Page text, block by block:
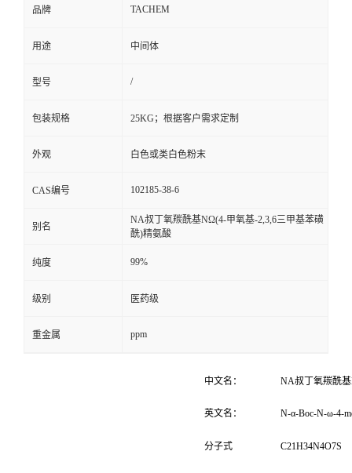
品牌 TACHEM
用途 中间体
型号 /
包装规格 25KG；根据客户需求定制
外观 白色或类白色粉末
CAS编号 102185-38-6
别名
NΑ叔丁氧羰酰基NΩ(4-甲氧基-2,3,6三甲基苯磺
酰)精氨酸
纯度 99%
级别 医药级
重金属 ppm
中文名： NΑ叔丁氧羰酰基
英文名： N-α-Boc-N-ω-4-
分子式 C21H34N4O7S